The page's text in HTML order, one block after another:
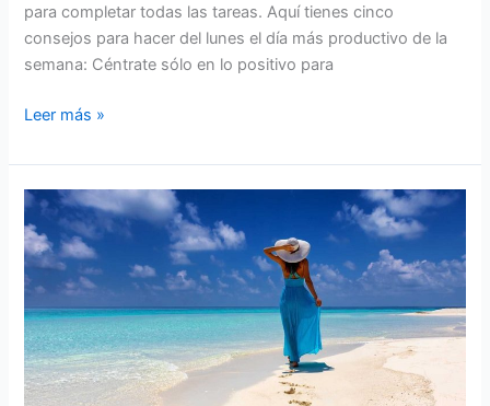
para completar todas las tareas. Aquí tienes cinco
consejos para hacer del lunes el día más productivo de la
semana: Céntrate sólo en lo positivo para
Leer más »
PLANIFICA
TU
VIAJE
A
LA
PLAYA,
TOMANDO
PRECAUCIONES.